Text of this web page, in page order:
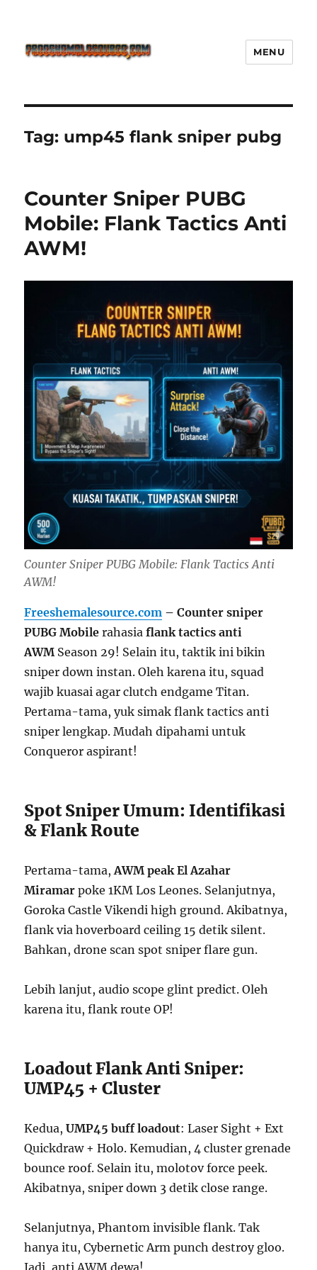
Defense Main Game Ini Pasti
Ketagihan!
MENU
Tag: ump45 flank sniper pubg
Counter Sniper PUBG
Mobile: Flank Tactics Anti
AWM!
Counter Sniper PUBG Mobile: Flank Tactics Anti
AWM!
Freeshemalesource.com – Counter sniper
PUBG Mobile rahasiaflank tactics anti
AWM Season 29! Selain itu, taktik ini bikin
sniper down instan. Oleh karena itu, squad
wajib kuasai agar clutch endgame Titan.
Pertama-tama, yuk simak flank tactics anti
sniper lengkap. Mudah dipahami untuk
Conqueror aspirant!
Spot Sniper Umum: Identifikasi
& Flank Route
Pertama-tama,AWM peak El Azahar
Miramar poke 1KM Los Leones. Selanjutnya,
Goroka Castle Vikendi high ground. Akibatnya,
flank via hoverboard ceiling 15 detik silent.
Bahkan, drone scan spot sniper flare gun.
Lebih lanjut, audio scope glint predict. Oleh
karena itu, flank route OP!
Loadout Flank Anti Sniper:
UMP45 + Cluster
Kedua,UMP45 buff loadout: Laser Sight + Ext
Quickdraw + Holo. Kemudian, 4 cluster grenade
bounce roof. Selain itu, molotov force peek.
Akibatnya, sniper down 3 detik close range.
Selanjutnya, Phantom invisible flank. Tak
hanya itu, Cybernetic Arm punch destroy gloo.
Jadi, anti AWM dewa!